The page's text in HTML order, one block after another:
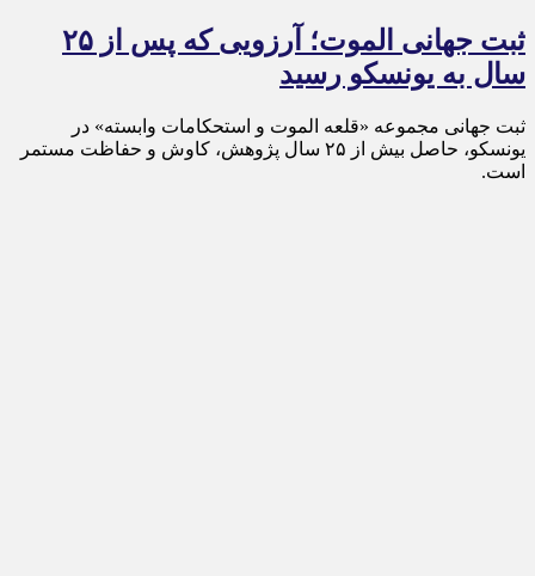
ثبت جهانی الموت؛ آرزویی که پس از ۲۵
سال به یونسکو رسید
ثبت جهانی مجموعه «قلعه الموت و استحکامات وابسته» در
یونسکو، حاصل بیش از ۲۵ سال پژوهش، کاوش و حفاظت مستمر
است.